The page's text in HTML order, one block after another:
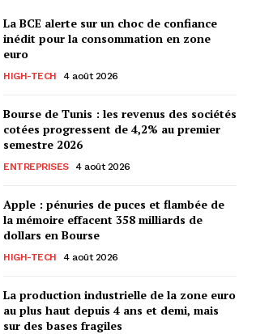
La BCE alerte sur un choc de confiance
inédit pour la consommation en zone
euro
HIGH-TECH 4 août 2026
Bourse de Tunis : les revenus des sociétés
cotées progressent de 4,2% au premier
semestre 2026
ENTREPRISES 4 août 2026
Apple : pénuries de puces et flambée de
la mémoire effacent 358 milliards de
dollars en Bourse
HIGH-TECH 4 août 2026
La production industrielle de la zone euro
au plus haut depuis 4 ans et demi, mais
sur des bases fragiles